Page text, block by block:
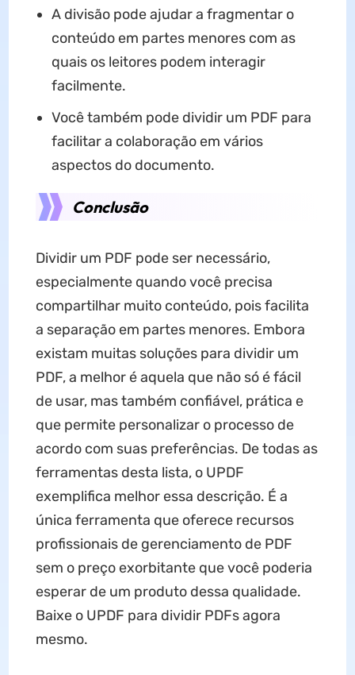
A divisão pode ajudar a fragmentar o
conteúdo em partes menores com as
quais os leitores podem interagir
facilmente.
Você também pode dividir um PDF para
facilitar a colaboração em vários
aspectos do documento.
Conclusão
Dividir um PDF pode ser necessário,
especialmente quando você precisa
compartilhar muito conteúdo, pois facilita
a separação em partes menores. Embora
existam muitas soluções para dividir um
PDF, a melhor é aquela que não só é fácil
de usar, mas também confiável, prática e
que permite personalizar o processo de
acordo com suas preferências. De todas as
ferramentas desta lista, o UPDF
exemplifica melhor essa descrição. É a
única ferramenta que oferece recursos
profissionais de gerenciamento de PDF
sem o preço exorbitante que você poderia
esperar de um produto dessa qualidade.
Baixe o UPDF para dividir PDFs agora
mesmo.